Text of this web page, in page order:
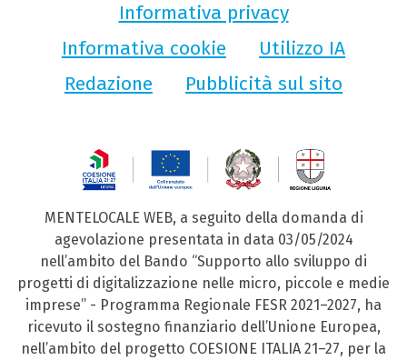
Informativa privacy
Informativa cookie
Utilizzo IA
Redazione
Pubblicità sul sito
MENTELOCALE WEB, a seguito della domanda di
agevolazione presentata in data 03/05/2024
nell’ambito del Bando “Supporto allo sviluppo di
progetti di digitalizzazione nelle micro, piccole e medie
imprese” - Programma Regionale FESR 2021–2027, ha
ricevuto il sostegno finanziario dell’Unione Europea,
nell’ambito del progetto COESIONE ITALIA 21–27, per la